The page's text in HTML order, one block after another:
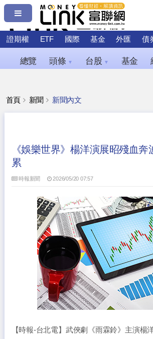
證期權 ETF 國際 基金 外匯 債
總覽 頭條 ▼ 台股 ▼ 基金
首頁 新聞 新聞內文
《娛樂世界》楊洋演展昭殘血奔
累
時報新聞 2026/05/20 07:57
【時報-台北電】武俠劇《雨霖鈴》主演楊